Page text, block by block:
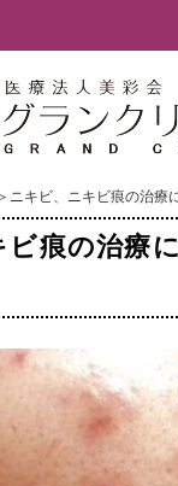
ニキビ、ニキビ痕の治療
ビ痕の治療